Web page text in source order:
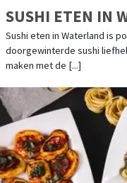
SUSHI ETEN IN
Sushi eten in Waterland is
doorgewinterde sushi
maken met de [...]